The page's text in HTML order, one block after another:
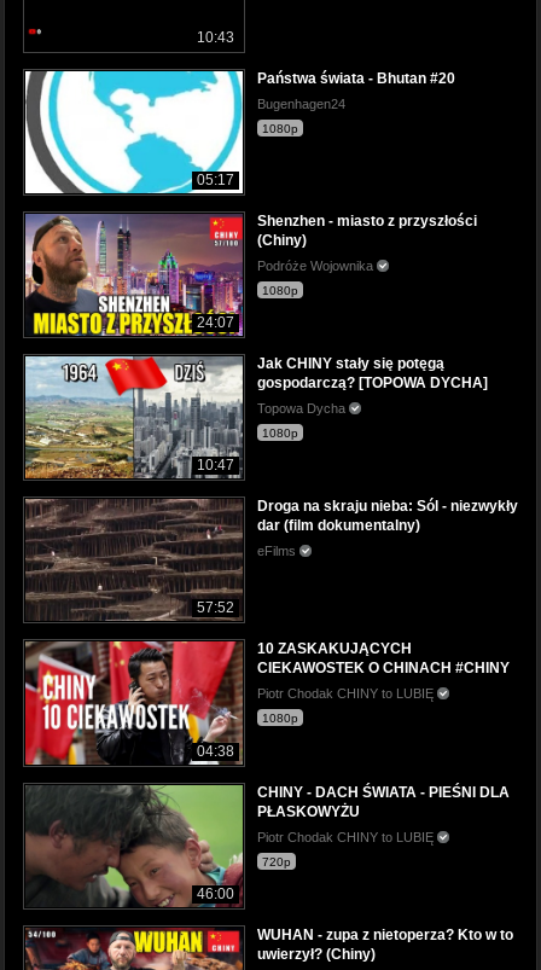
10:43
05:17
Państwa świata - Bhutan #20
Bugenhagen24
1080p
24:07
Shenzhen - miasto z przyszłości
(Chiny)
Podróże Wojownika
1080p
10:47
Jak CHINY stały się potęgą
gospodarczą? [TOPOWA DYCHA]
Topowa Dycha
1080p
57:52
Droga na skraju nieba: Sól - niezwykły
dar (film dokumentalny)
eFilms
04:38
10 ZASKAKUJĄCYCH
CIEKAWOSTEK O CHINACH #CHINY
Piotr Chodak CHINY to LUBIĘ
1080p
46:00
CHINY - DACH ŚWIATA - PIEŚNI DLA
PŁASKOWYŻU
Piotr Chodak CHINY to LUBIĘ
720p
WUHAN - zupa z nietoperza? Kto w to
uwierzył? (Chiny)